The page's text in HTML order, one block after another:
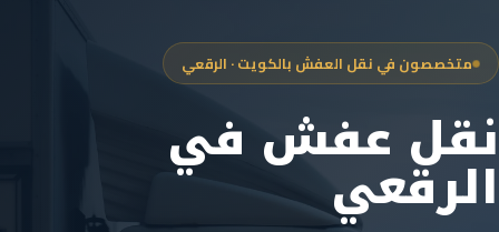
متخصصون في نقل العفش بالكويت · الرقعي
نقل عفش في
الرقعي